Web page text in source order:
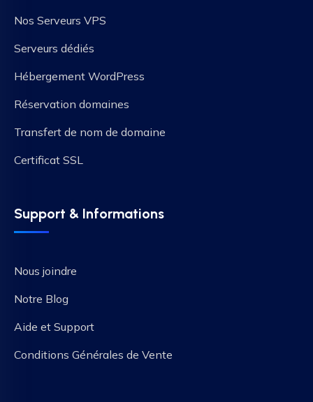
Nos Serveurs VPS
Serveurs dédiés
Hébergement WordPress
Réservation domaines
Transfert de nom de domaine
Certificat SSL
Support & Informations
Nous joindre
Notre Blog
Aide et Support
Conditions Générales de Vente